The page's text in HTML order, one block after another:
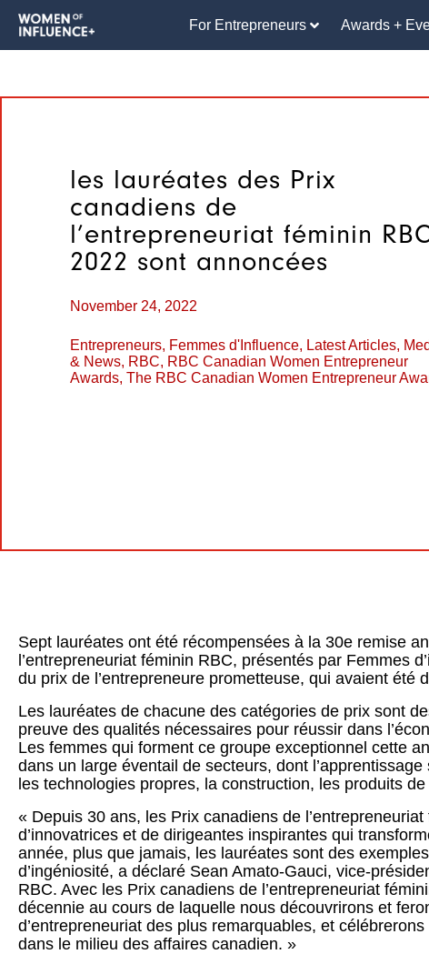
For Entrepreneurs Awards +
les lauréates des Prix
canadiens de
l’entrepreneuriat féminin
2022 sont annoncées
November 24, 2022
Entrepreneurs, Femmes d'Influence, Latest Articles,
& News, RBC, RBC Canadian Women Entrepreneur
Awards, The RBC Canadian Women Entrepreneur
Sept lauréates ont été récompensées à la 30e remise
l’entrepreneuriat féminin RBC, présentés par Femmes
du prix de l’entrepreneure prometteuse, qui avaient été
Les lauréates de chacune des catégories de prix sont
preuve des qualités nécessaires pour réussir dans
Les femmes qui forment ce groupe exceptionnel cette
dans un large éventail de secteurs, dont
les technologies propres, la construction, les produits
« Depuis 30 ans, les Prix canadiens de
d’innovatrices et de dirigeantes inspirantes qui
année, plus que jamais, les lauréates sont des
d’ingéniosité, a déclaré Sean Amato-Gauci, vice-
RBC. Avec les Prix canadiens de l’entrepreneuriat
décennie au cours de laquelle nous découvrirons et
d’entrepreneuriat des plus remarquables, et
dans le milieu des affaires canadien. »